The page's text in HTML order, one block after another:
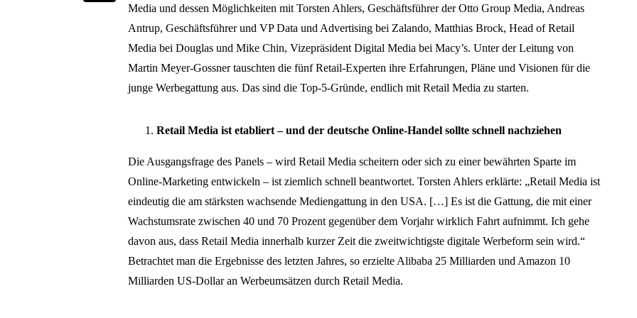
Media und dessen Möglichkeiten mit Torsten Ahlers, Geschäftsführer der Otto Group Media, Andreas
Antrup, Geschäftsführer und VP Data und Advertising bei Zalando, Matthias Brock, Head of Retail
Media bei Douglas und Mike Chin, Vizepräsident Digital Media bei Macy’s. Unter der Leitung von
Martin Meyer-Gossner tauschten die fünf Retail-Experten ihre Erfahrungen, Pläne und Visionen für die
junge Werbegattung aus. Das sind die Top-5-Gründe, endlich mit Retail Media zu starten.
Retail Media ist etabliert – und der deutsche Online-Handel sollte schnell nachziehen
Die Ausgangsfrage des Panels – wird Retail Media scheitern oder sich zu einer bewährten Sparte im
Online-Marketing entwickeln – ist ziemlich schnell beantwortet. Torsten Ahlers erklärte: „Retail Media ist
eindeutig die am stärksten wachsende Mediengattung in den USA. […] Es ist die Gattung, die mit einer
Wachstumsrate zwischen 40 und 70 Prozent gegenüber dem Vorjahr wirklich Fahrt aufnimmt. Ich gehe
davon aus, dass Retail Media innerhalb kurzer Zeit die zweitwichtigste digitale Werbeform sein wird.“
Betrachtet man die Ergebnisse des letzten Jahres, so erzielte Alibaba 25 Milliarden und Amazon 10
Milliarden US-Dollar an Werbeumsätzen durch Retail Media.